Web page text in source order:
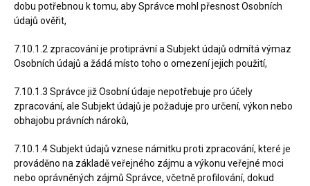
dobu potřebnou k tomu, aby Správce mohl přesnost Osobních
údajů ověřit,
7.10.1.2 zpracování je protiprávní a Subjekt údajů odmítá výmaz
Osobních údajů a žádá místo toho o omezení jejich použití,
7.10.1.3 Správce již Osobní údaje nepotřebuje pro účely
zpracování, ale Subjekt údajů je požaduje pro určení, výkon nebo
obhajobu právních nároků,
7.10.1.4 Subjekt údajů vznese námitku proti zpracování, které je
prováděno na základě veřejného zájmu a výkonu veřejné moci
nebo oprávněných zájmů Správce, včetně profilování, dokud